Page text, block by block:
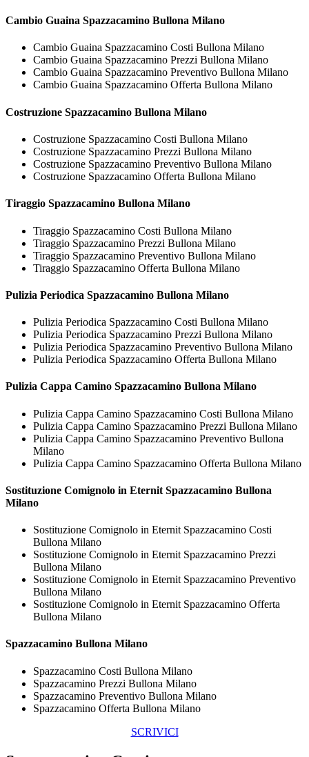
Cambio Guaina Spazzacamino Bullona Milano
Cambio Guaina Spazzacamino Costi Bullona Milano
Cambio Guaina Spazzacamino Prezzi Bullona Milano
Cambio Guaina Spazzacamino Preventivo Bullona Milano
Cambio Guaina Spazzacamino Offerta Bullona Milano
Costruzione Spazzacamino Bullona Milano
Costruzione Spazzacamino Costi Bullona Milano
Costruzione Spazzacamino Prezzi Bullona Milano
Costruzione Spazzacamino Preventivo Bullona Milano
Costruzione Spazzacamino Offerta Bullona Milano
Tiraggio Spazzacamino Bullona Milano
Tiraggio Spazzacamino Costi Bullona Milano
Tiraggio Spazzacamino Prezzi Bullona Milano
Tiraggio Spazzacamino Preventivo Bullona Milano
Tiraggio Spazzacamino Offerta Bullona Milano
Pulizia Periodica Spazzacamino Bullona Milano
Pulizia Periodica Spazzacamino Costi Bullona Milano
Pulizia Periodica Spazzacamino Prezzi Bullona Milano
Pulizia Periodica Spazzacamino Preventivo Bullona Milano
Pulizia Periodica Spazzacamino Offerta Bullona Milano
Pulizia Cappa Camino Spazzacamino Bullona Milano
Pulizia Cappa Camino Spazzacamino Costi Bullona Milano
Pulizia Cappa Camino Spazzacamino Prezzi Bullona Milano
Pulizia Cappa Camino Spazzacamino Preventivo Bullona
Milano
Pulizia Cappa Camino Spazzacamino Offerta Bullona Milano
Sostituzione Comignolo in Eternit Spazzacamino Bullona
Milano
Sostituzione Comignolo in Eternit Spazzacamino Costi
Bullona Milano
Sostituzione Comignolo in Eternit Spazzacamino Prezzi
Bullona Milano
Sostituzione Comignolo in Eternit Spazzacamino Preventivo
Bullona Milano
Sostituzione Comignolo in Eternit Spazzacamino Offerta
Bullona Milano
Spazzacamino Bullona Milano
Spazzacamino Costi Bullona Milano
Spazzacamino Prezzi Bullona Milano
Spazzacamino Preventivo Bullona Milano
Spazzacamino Offerta Bullona Milano
SCRIVICI